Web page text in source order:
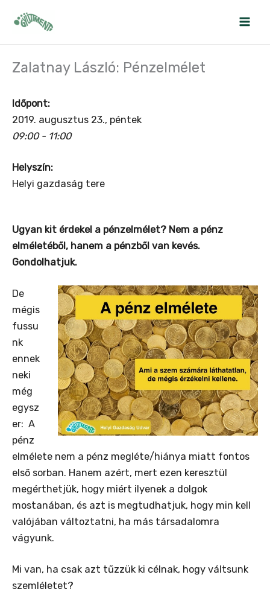
Zalatnay László: Pénzelmélet
Időpont:
2019. augusztus 23., péntek
09:00 - 11:00
Helyszín:
Helyi gazdaság tere
Ugyan kit érdekel a pénzelmélet? Nem a pénz
elméletéből, hanem a pénzből van kevés.
Gondolhatjuk.
De
mégis
fussu
nk
ennek
neki
még
egysz
er: A
pénz
elmélete nem a pénz megléte/hiánya miatt fontos
első sorban. Hanem azért, mert ezen keresztül
megérthetjük, hogy miért ilyenek a dolgok
mostanában, és azt is megtudhatjuk, hogy min kell
valójában változtatni, ha más társadalomra
vágyunk.
Mi van, ha csak azt tűzzük ki célnak, hogy váltsunk
szemléletet?